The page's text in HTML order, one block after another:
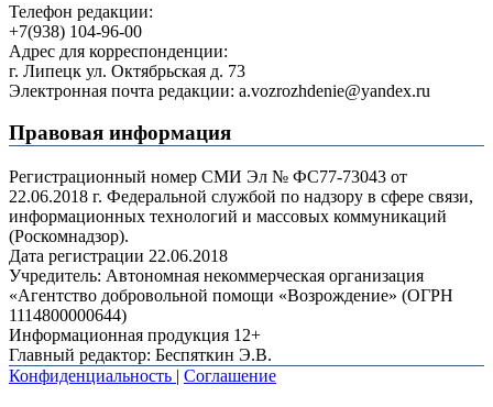
Телефон редакции:
+7(938) 104-96-00
Адрес для корреспонденции:
г. Липецк ул. Октябрьская д. 73
Электронная почта редакции: a.vozrozhdenie@yandex.ru
Правовая информация
Регистрационный номер СМИ Эл № ФС77-73043 от
22.06.2018 г. Федеральной службой по надзору в сфере связи,
информационных технологий и массовых коммуникаций
(Роскомнадзор).
Дата регистрации 22.06.2018
Учредитель: Автономная некоммерческая организация
«Агентство добровольной помощи «Возрождение» (ОГРН
1114800000644)
Информационная продукция 12+
Главный редактор: Беспяткин Э.В.
Конфиденциальность | Соглашение